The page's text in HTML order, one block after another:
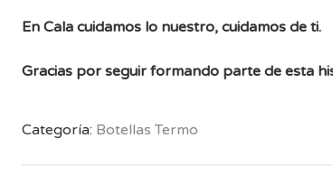
En Cala cuidamos lo nuestro, cuidamos de ti.
Gracias por seguir formando parte de esta
Categoría: Botellas Termo